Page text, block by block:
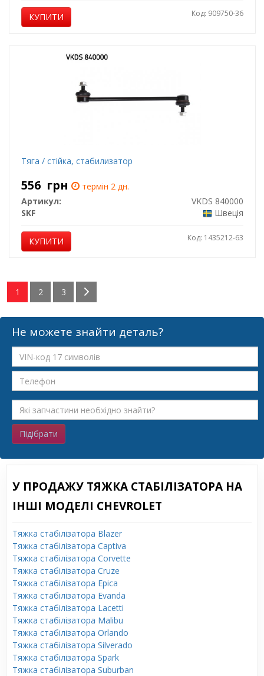
КУПИТИ Код: 909750-36
Тяга / стійка, стабилизатор
556 грн
термін 2 дн.
Артикул:
VKDS 840000
SKF
Швеція
КУПИТИ Код: 1435212-63
1 2 3
Не можете знайти деталь?
Підібрати
У ПРОДАЖУ ТЯЖКА СТАБІЛІЗАТОРА НА
ІНШІ МОДЕЛІ CHEVROLET
Тяжка стабілізатора Blazer
Тяжка стабілізатора Captiva
Тяжка стабілізатора Corvette
Тяжка стабілізатора Cruze
Тяжка стабілізатора Epica
Тяжка стабілізатора Evanda
Тяжка стабілізатора Lacetti
Тяжка стабілізатора Malibu
Тяжка стабілізатора Orlando
Тяжка стабілізатора Silverado
Тяжка стабілізатора Spark
Тяжка стабілізатора Suburban